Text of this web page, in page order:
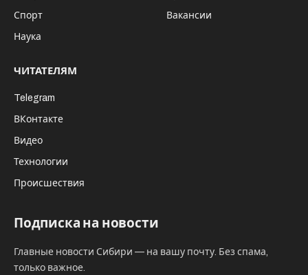
Спорт
Наука
Вакансии
ЧИТАТЕЛЯМ
Telegram
ВКонтакте
Видео
Технологии
Происшествия
Подписка на новости
Главные новости Сибири — на вашу почту. Без спама,
только важное.